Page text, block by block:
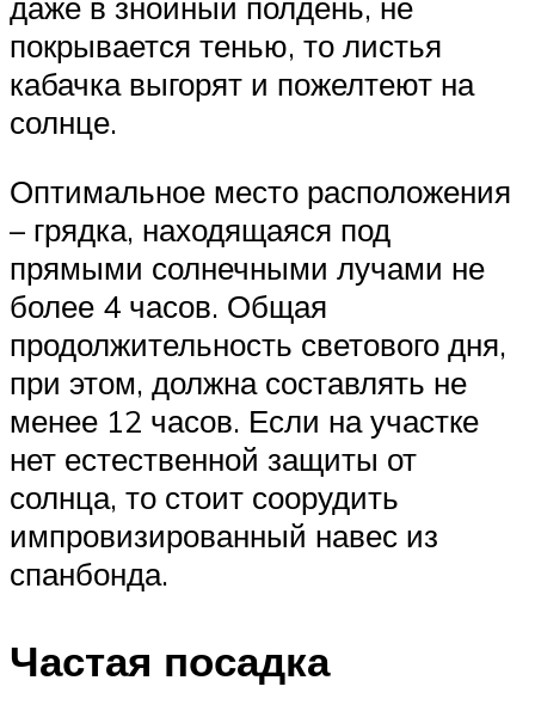
покрывается тенью, то листья
кабачка выгорят и пожелтеют на
солнце.
Оптимальное место расположения
– грядка, находящаяся под
прямыми солнечными лучами не
более 4 часов. Общая
продолжительность светового дня,
при этом, должна составлять не
менее 12 часов. Если на участке
нет естественной защиты от
солнца, то стоит соорудить
импровизированный навес из
спанбонда.
Частая посадка